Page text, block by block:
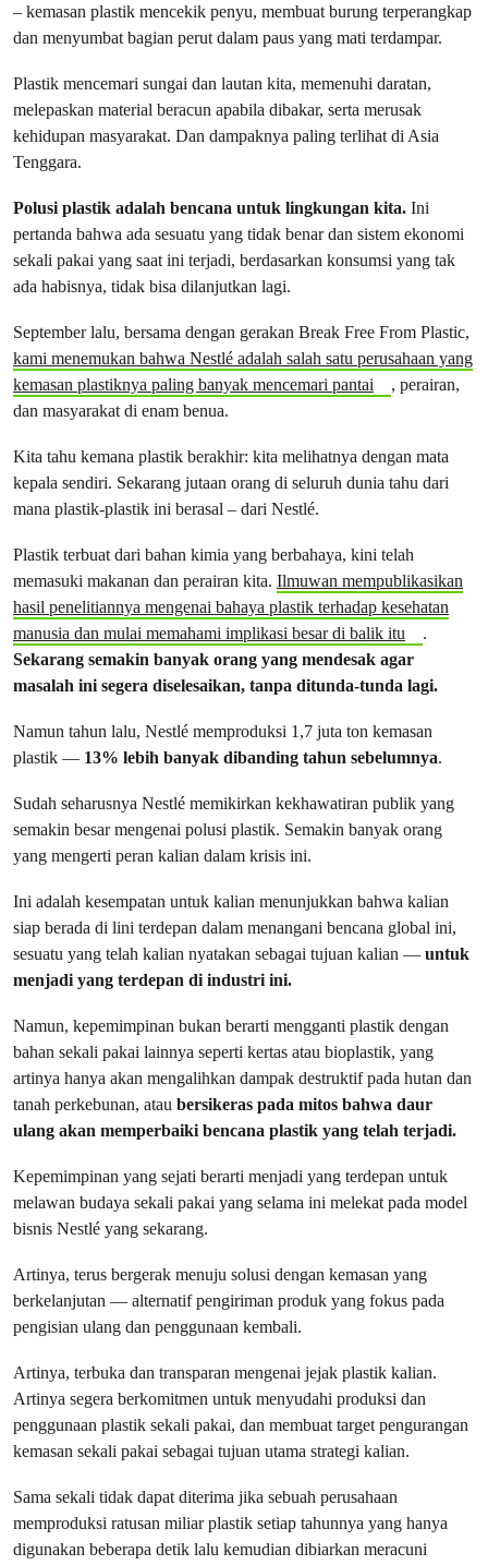
– kemasan plastik mencekik penyu, membuat burung terperangkap
dan menyumbat bagian perut dalam paus yang mati terdampar.
Plastik mencemari sungai dan lautan kita, memenuhi daratan,
melepaskan material beracun apabila dibakar, serta merusak
kehidupan masyarakat. Dan dampaknya paling terlihat di Asia
Tenggara.
Polusi plastik adalah bencana untuk lingkungan kita. Ini
pertanda bahwa ada sesuatu yang tidak benar dan sistem ekonomi
sekali pakai yang saat ini terjadi, berdasarkan konsumsi yang tak
ada habisnya, tidak bisa dilanjutkan lagi.
September lalu, bersama dengan gerakan Break Free From Plastic,
kami menemukan bahwa Nestlé adalah salah satu perusahaan yang
kemasan plastiknya paling banyak mencemari pantai
, perairan,
dan masyarakat di enam benua.
Kita tahu kemana plastik berakhir: kita melihatnya dengan mata
kepala sendiri. Sekarang jutaan orang di seluruh dunia tahu dari
mana plastik-plastik ini berasal – dari Nestlé.
Plastik terbuat dari bahan kimia yang berbahaya, kini telah
memasuki makanan dan perairan kita. Ilmuwan mempublikasikan
hasil penelitiannya mengenai bahaya plastik terhadap kesehatan
manusia dan mulai memahami implikasi besar di balik itu
.
Sekarang semakin banyak orang yang mendesak agar
masalah ini segera diselesaikan, tanpa ditunda-tunda lagi.
Namun tahun lalu, Nestlé memproduksi 1,7 juta ton kemasan
plastik — 13% lebih banyak dibanding tahun sebelumnya.
Sudah seharusnya Nestlé memikirkan kekhawatiran publik yang
semakin besar mengenai polusi plastik. Semakin banyak orang
yang mengerti peran kalian dalam krisis ini.
Ini adalah kesempatan untuk kalian menunjukkan bahwa kalian
siap berada di lini terdepan dalam menangani bencana global ini,
sesuatu yang telah kalian nyatakan sebagai tujuan kalian — untuk
menjadi yang terdepan di industri ini.
Namun, kepemimpinan bukan berarti mengganti plastik dengan
bahan sekali pakai lainnya seperti kertas atau bioplastik, yang
artinya hanya akan mengalihkan dampak destruktif pada hutan dan
tanah perkebunan, atau bersikeras pada mitos bahwa daur
ulang akan memperbaiki bencana plastik yang telah terjadi.
Kepemimpinan yang sejati berarti menjadi yang terdepan untuk
melawan budaya sekali pakai yang selama ini melekat pada model
bisnis Nestlé yang sekarang.
Artinya, terus bergerak menuju solusi dengan kemasan yang
berkelanjutan — alternatif pengiriman produk yang fokus pada
pengisian ulang dan penggunaan kembali.
Artinya, terbuka dan transparan mengenai jejak plastik kalian.
Artinya segera berkomitmen untuk menyudahi produksi dan
penggunaan plastik sekali pakai, dan membuat target pengurangan
kemasan sekali pakai sebagai tujuan utama strategi kalian.
Sama sekali tidak dapat diterima jika sebuah perusahaan
memproduksi ratusan miliar plastik setiap tahunnya yang hanya
digunakan beberapa detik lalu kemudian dibiarkan meracuni